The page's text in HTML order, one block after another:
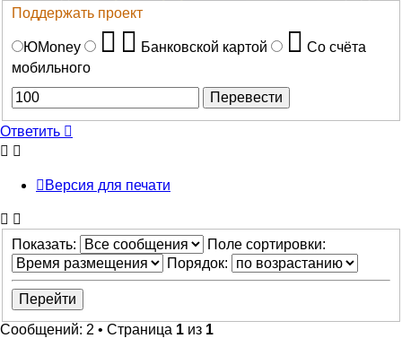
Поддержать проект
ЮMoney Банковской картой
Со счёта
мобильного
Ответить
Версия для печати
Показать:
Поле сортировки:
Порядок:
Сообщений: 2 • Страница 1 из 1